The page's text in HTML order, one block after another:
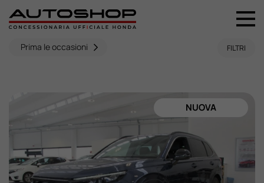
+39 044 496 5556
Promozioni
Prima le occasioni FILTRI
NUOVA